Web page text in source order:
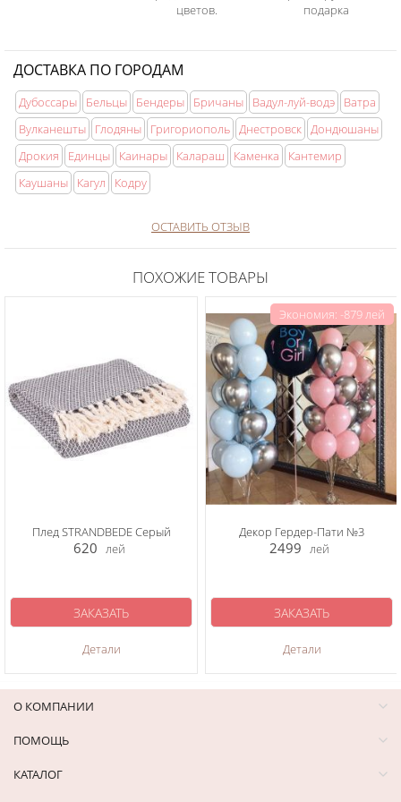
цветов.
подарка
ДОСТАВКА ПО ГОРОДАМ
Дубоссары Бельцы Бендеры Бричаны Вадул-луй-водэ
Ватра
Вулканешты
Глодяны Григориополь Днестровск Дондюшаны
Дрокия
Единцы Каинары Калараш Каменка
Кантемир
Каушаны
Кагул Кодру
ОСТАВИТЬ ОТЗЫВ
ПОХОЖИЕ ТОВАРЫ
Плед STRANDBEDE Серый
620 лей
Детали
ЗАКАЗАТЬ
Экономия: -879 лей
Декор Гердер-Пати №3
2499 лей
Детали
ЗАКАЗАТЬ
О КОМПАНИИ
ПОМОЩЬ
КАТАЛОГ